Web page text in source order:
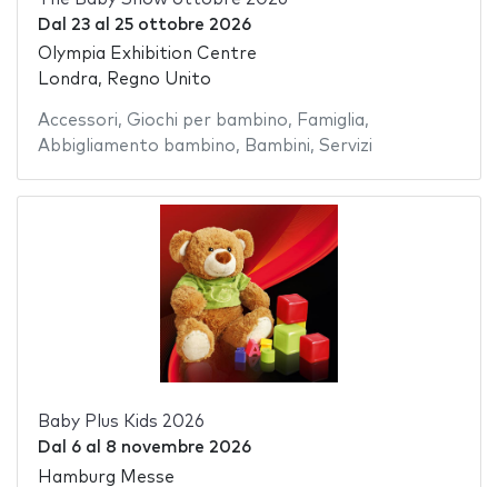
Dal 23al 25 ottobre 2026
Olympia Exhibition Centre
Londra, Regno Unito
Accessori, Giochi per bambino, Famiglia,
Abbigliamento bambino, Bambini, Servizi
Baby Plus Kids 2026
Dal 6al 8 novembre 2026
Hamburg Messe